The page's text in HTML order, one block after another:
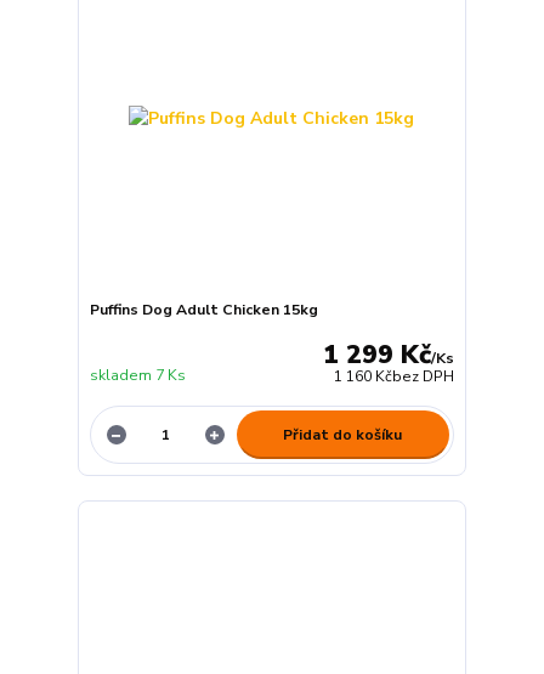
Puffins Dog Adult Chicken 15kg
1 299 Kč/Ks
1 160 Kčbez DPH
skladem 7 Ks
Přidat do košíku